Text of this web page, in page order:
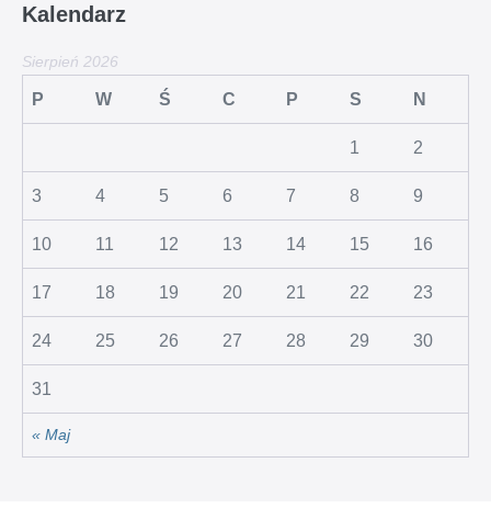
Kalendarz
Sierpień 2026
P W Ś C P S N
« Maj
1 2
3 4 5 6 7 8 9
10 11 12 13 14 15 16
17 18 19 20 21 22 23
24 25 26 27 28 29 30
31